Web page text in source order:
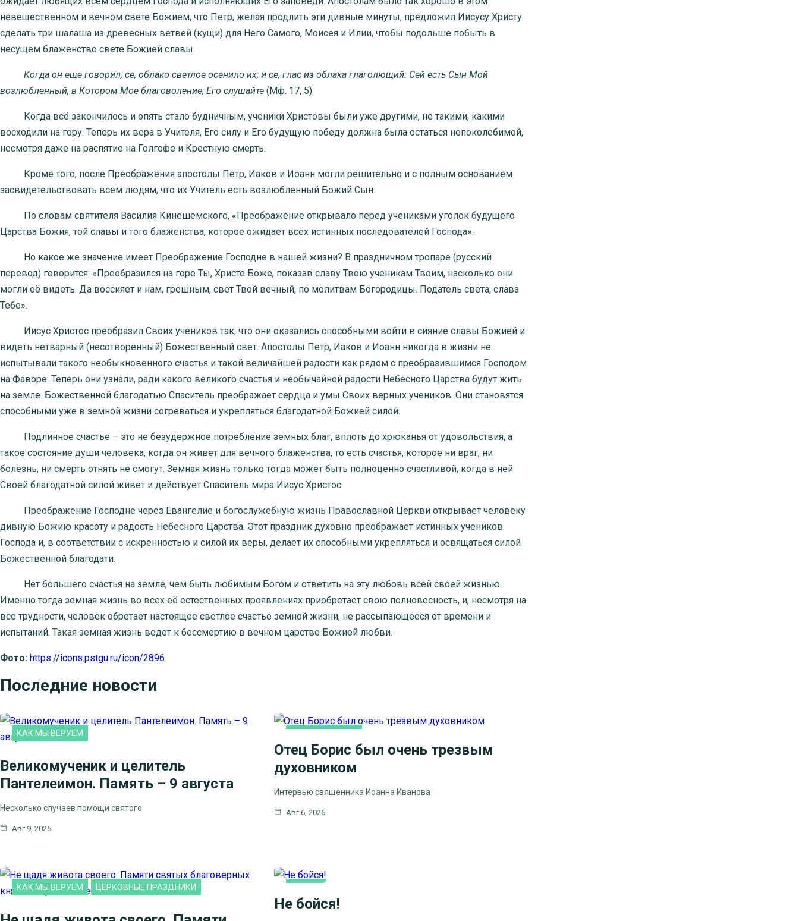
невещественном и вечном свете Божием, что Петр, желая продлить эти дивные минуты, предложил Иисусу Христу
сделать три шалаша из древесных ветвей (кущи) для Него Самого, Моисея и Илии, чтобы подольше побыть в
несущем блаженство свете Божией славы.
Когда он еще говорил, се, облако светлое осенило их; и се, глас из облака глаголющий: Сей есть Сын Мой
возлюбленный, в Котором Мое благоволение; Его слушайте (Мф. 17, 5).
Когда всё закончилось и опять стало будничным, ученики Христовы были уже другими, не такими, какими
восходили на гору. Теперь их вера в Учителя, Его силу и Его будущую победу должна была остаться непоколебимой,
несмотря даже на распятие на Голгофе и Крестную смерть.
Кроме того, после Преображения апостолы Петр, Иаков и Иоанн могли решительно и с полным основанием
засвидетельствовать всем людям, что их Учитель есть возлюбленный Божий Сын.
По словам святителя Василия Кинешемского, «Преображение открывало перед учениками уголок будущего
Царства Божия, той славы и того блаженства, которое ожидает всех истинных последователей Господа».
Но какое же значение имеет Преображение Господне в нашей жизни? В праздничном тропаре (русский
перевод) говорится: «Преобразился на горе Ты, Христе Боже, показав славу Твою ученикам Твоим, насколько они
могли её видеть. Да воссияет и нам, грешным, свет Твой вечный, по молитвам Богородицы. Податель света, слава
Тебе».
Иисус Христос преобразил Своих учеников так, что они оказались способными войти в сияние славы Божией и
видеть нетварный (несотворенный) Божественный свет. Апостолы Петр, Иаков и Иоанн никогда в жизни не
испытывали такого необыкновенного счастья и такой величайшей радости как рядом с преобразившимся Господом
на Фаворе. Теперь они узнали, ради какого великого счастья и необычайной радости Небесного Царства будут жить
на земле. Божественной благодатью Спаситель преображает сердца и умы Своих верных учеников. Они становятся
способными уже в земной жизни согреваться и укрепляться благодатной Божией силой.
Подлинное счастье – это не безудержное потребление земных благ, вплоть до хрюканья от удовольствия, а
такое состояние души человека, когда он живет для вечного блаженства, то есть счастья, которое ни враг, ни
болезнь, ни смерть отнять не смогут. Земная жизнь только тогда может быть полноценно счастливой, когда в ней
Своей благодатной силой живет и действует Спаситель мира Иисус Христос.
Преображение Господне через Евангелие и богослужебную жизнь Православной Церкви открывает человеку
дивную Божию красоту и радость Небесного Царства. Этот праздник духовно преображает истинных учеников
Господа и, в соответствии с искренностью и силой их веры, делает их способными укрепляться и освящаться силой
Божественной благодати.
Нет большего счастья на земле, чем быть любимым Богом и ответить на эту любовь всей своей жизнью.
Именно тогда земная жизнь во всех её естественных проявлениях приобретает свою полновесность, и, несмотря на
все трудности, человек обретает настоящее светлое счастье земной жизни, не рассыпающееся от времени и
испытаний. Такая земная жизнь ведет к бессмертию в вечном царстве Божией любви.
Фото: https://icons.pstgu.ru/icon/2896
Последние новости
КАК МЫ ВЕРУЕМ
Великомученик и целитель
Пантелеимон. Память – 9 августа
Несколько случаев помощи святого
Авг 9, 2026
Отец Борис был очень трезвым
духовником
Интервью священника Иоанна Иванова
Авг 6, 2026
КАК МЫ ВЕРУЕМ ЦЕРКОВНЫЕ ПРАЗДНИКИ
ВЕРУЕМ
Не бойся!